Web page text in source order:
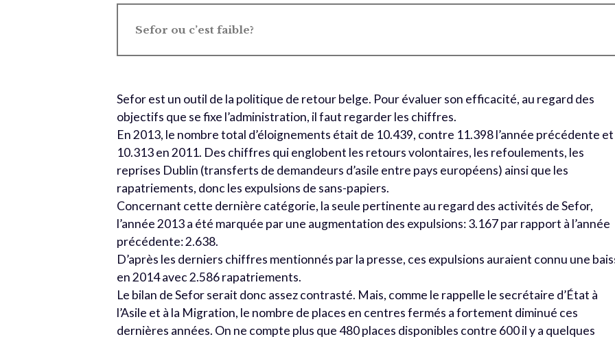
Sefor ou c’est faible?
Sefor est un outil de la politique de retour belge. Pour évaluer son efficacité, au regard des
objectifs que se fixe l’administration, il faut regarder les chiffres.
En 2013, le nombre total d’éloignements était de 10.439, contre 11.398 l’année précédente et
10.313 en 2011. Des chiffres qui englobent les retours volontaires, les refoulements, les
reprises Dublin (transferts de demandeurs d’asile entre pays européens) ainsi que les
rapatriements, donc les expulsions de sans-papiers.
Concernant cette dernière catégorie, la seule pertinente au regard des activités de Sefor,
l’année 2013 a été marquée par une augmentation des expulsions: 3.167 par rapport à l’année
précédente: 2.638.
D’après les derniers chiffres mentionnés par la presse, ces expulsions auraient connu une
en 2014 avec 2.586 rapatriements.
Le bilan de Sefor serait donc assez contrasté. Mais, comme le rappelle le secrétaire d’État à
l’Asile et à la Migration, le nombre de places en centres fermés a fortement diminué ces
dernières années. On ne compte plus que 480 places disponibles contre 600 il y a quelques